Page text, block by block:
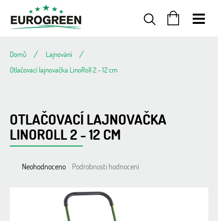
obsah
Domů
Lajnování
Otlačovací lajnovačka LinoRoll 2 - 12 cm
OTLAČOVACÍ LAJNOVAČKA
LINOROLL 2 - 12 CM
Průměrné
Neohodnoceno Podrobnosti hodnocení